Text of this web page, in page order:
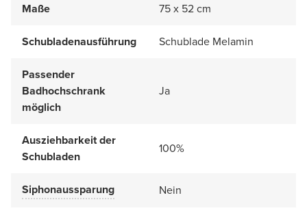
Maße 75 x 52 cm
Schubladenausführung Schublade Melamin
Passender
Badhochschrank
möglich
Ja
Ausziehbarkeit der
Schubladen
100%
Siphonaussparung Nein